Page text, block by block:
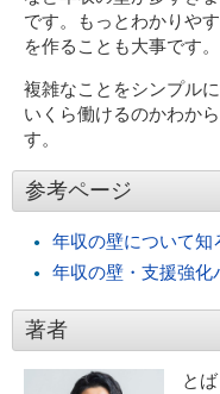
です。もっとわかりや
を作ることも大事です。
複雑なことをシンプル
いくら働けるのかわか
す。
参考ページ
年収の壁について知
年収の壁・支援強化
著者
と